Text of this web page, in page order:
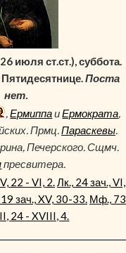
июля ст.ст.), суббота.
Поста
нет.
,ЕрмиппаиЕрмократа,
Прмц.Параскевы.
Печерского. Сщмч.
пресвитера.
22 - VI, 2.Лк., 24 зач., VI,
зач., XV, 30-33. Мф., 73
24 - XVIII, 4.